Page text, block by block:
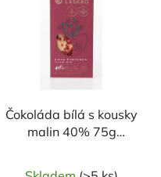
Čokoláda bílá s kousky
malin 40% 75g